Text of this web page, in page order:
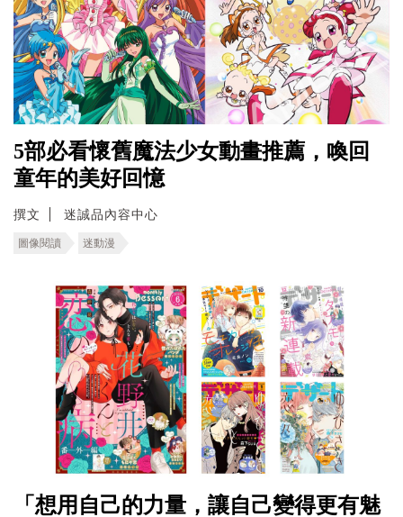
5部必看懷舊魔法少女動畫推薦，喚回
童年的美好回憶
撰文 迷誠品內容中心
圖像閱讀 迷動漫
「想用自己的力量，讓自己變得更有魅